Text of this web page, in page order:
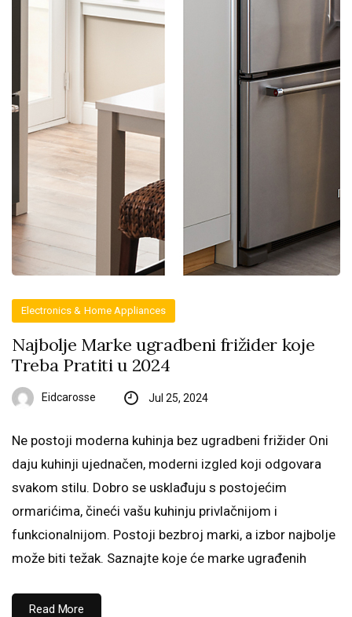
Electronics & Home Appliances
Najbolje Marke ugradbeni frižider koje
Treba Pratiti u 2024
Eidcarosse Jul 25, 2024
Ne postoji moderna kuhinja bez ugradbeni frižider Oni
daju kuhinji ujednačen, moderni izgled koji odgovara
svakom stilu. Dobro se usklađuju s postojećim
ormarićima, čineći vašu kuhinju privlačnijom i
funkcionalnijom. Postoji bezbroj marki, a izbor najbolje
može biti težak. Saznajte koje će marke ugrađenih
Read More